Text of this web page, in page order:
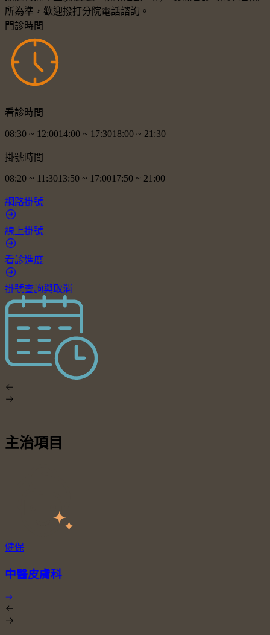
所為準，歡迎撥打分院電話諮詢。
門診時間
看診時間
08:30 ~ 12:0014:00 ~ 17:3018:00 ~ 21:30
掛號時間
08:20 ~ 11:3013:50 ~ 17:0017:50 ~ 21:00
網路掛號
線上掛號
看診進度
掛號查詢與取消
主治項目
健保
中醫皮膚科